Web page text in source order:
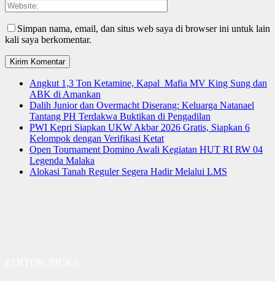
Simpan nama, email, dan situs web saya di browser ini untuk lain
kali saya berkomentar.
Angkut 1,3 Ton Ketamine, Kapal Mafia MV King Sung dan
ABK di Amankan
Dalih Junior dan Overmacht Diserang: Keluarga Natanael
Tantang PH Terdakwa Buktikan di Pengadilan
PWI Kepri Siapkan UKW Akbar 2026 Gratis, Siapkan 6
Kelompok dengan Verifikasi Ketat
Open Tournament Domino Awali Kegiatan HUT RI RW 04
Legenda Malaka
Alokasi Tanah Reguler Segera Hadir Melalui LMS